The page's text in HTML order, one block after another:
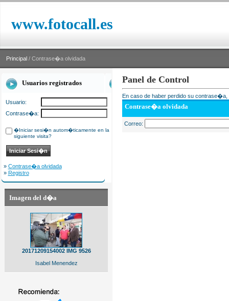
www.fotocall.es
Principal / Contrase�a olvidada
Usuarios registrados
Usuario:
Contrase�a:
�Iniciar sesi�n autom�ticamente en la
siguiente visita?
» Contrase�a olvidada
» Registro
Imagen del d�a
20171209154002 IMG 9526
Isabel Menendez
Panel de Control
En caso de haber perdido su
Contrase�a olvidada
Correo: